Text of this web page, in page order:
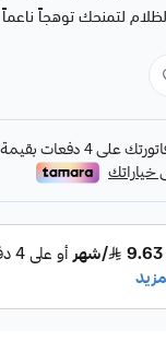
لتمنحك توهجاً